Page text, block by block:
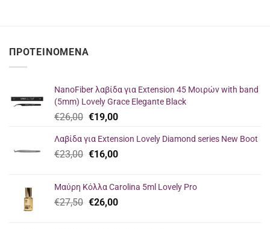
ΠΡΟΤΕΙΝΌΜΕΝΑ
NanoFiber λαβίδα για Extension 45 Μοιρών with band
(5mm) Lovely Grace Elegante Black
€26,00 Original
was:
€26,00.
€19,00Η
τιμή
είναι:
Λαβίδα για Extension Lovely Diamond series New Boot
€23,00 Original
€23,00.
€16,00Η
είναι:
€16,00.
Μαύρη Κόλλα Carolina 5ml Lovely Pro
€27,50 Original
€26,00Η